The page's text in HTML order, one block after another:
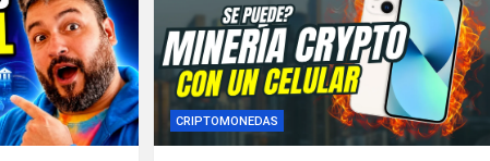
CRIPTOMONEDAS